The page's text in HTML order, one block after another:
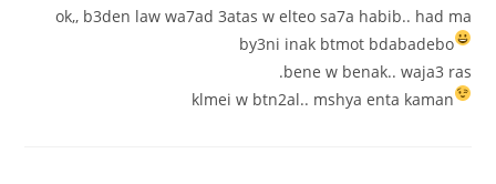
ok,, b3den law wa7ad 3atas w elteo sa7a habib.. had ma
by3ni inak btmot bdabadebo
bene w benak.. waja3 ras.
klmei w btn2al.. mshya enta kaman